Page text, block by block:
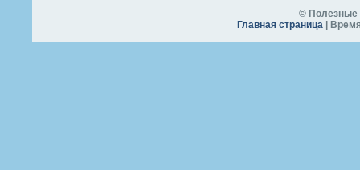
© Полезные
Главная страница |